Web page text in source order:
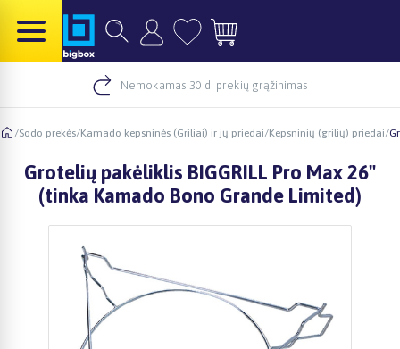
Nemokamas 30 d. prekių grąžinimas
/Sodo prekės/Kamado kepsninės (Griliai) ir jų priedai/Kepsninių (grilių) priedai/
Grotelių pakėliklis BIGGRILL Pro Max 26"
(tinka Kamado Bono Grande Limited)